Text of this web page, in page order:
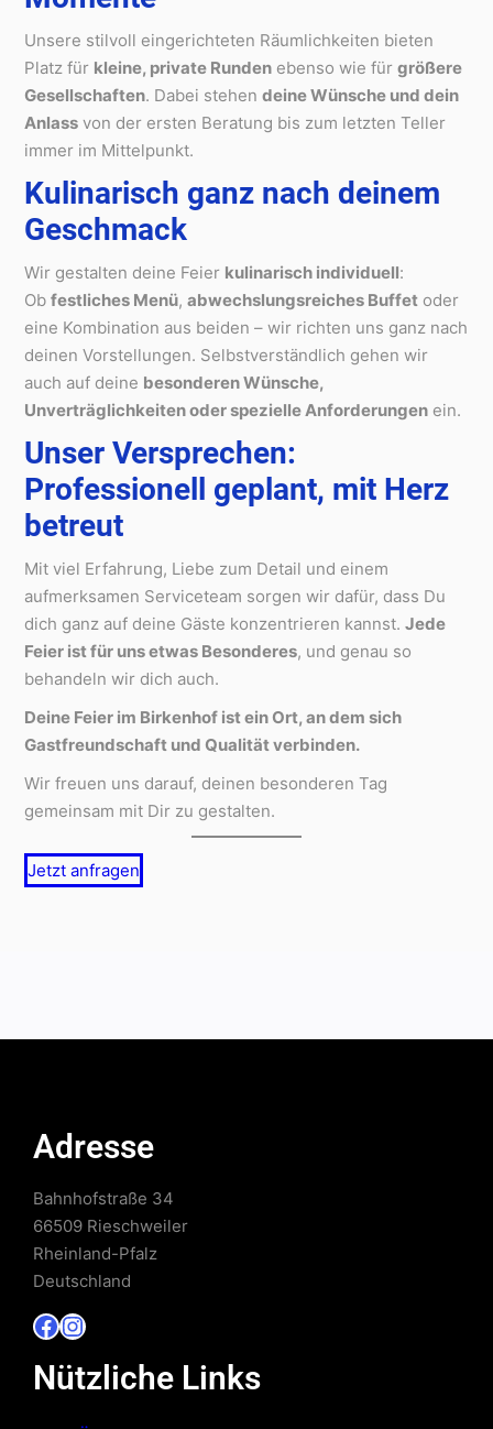
Unsere stilvoll eingerichteten Räumlichkeiten bieten
Platz für kleine, private Runden ebenso wie fürgrößere
Gesellschaften. Dabei stehendeine Wünsche und dein
Anlass von der ersten Beratung bis zum letzten Teller
immer im Mittelpunkt.
Kulinarisch ganz nach deinem
Geschmack
Wir gestalten deine Feier kulinarisch individuell:
Obfestliches Menü,abwechslungsreiches Buffet oder
eine Kombination aus beiden – wir richten uns ganz nach
deinen Vorstellungen. Selbstverständlich gehen wir
auch auf deine besonderen Wünsche,
Unverträglichkeiten oder spezielle Anforderungen ein.
Unser Versprechen:
Professionell geplant, mit Herz
betreut
Mit viel Erfahrung, Liebe zum Detail und einem
aufmerksamen Serviceteam sorgen wir dafür, dass Du
dich ganz auf deine Gäste konzentrieren kannst.Jede
Feier ist für uns etwas Besonderes, und genau so
behandeln wir dich auch.
Deine Feier im Birkenhof ist ein Ort, an dem sich
Gastfreundschaft und Qualität verbinden.
Wir freuen uns darauf, deinen besonderen Tag
gemeinsam mit Dir zu gestalten.
Jetzt anfragen
Adresse
Bahnhofstraße 34
66509 Rieschweiler
Rheinland-Pfalz
Deutschland
Facebook
Instagram
Nützliche Links